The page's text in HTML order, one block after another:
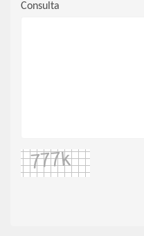
Consulta